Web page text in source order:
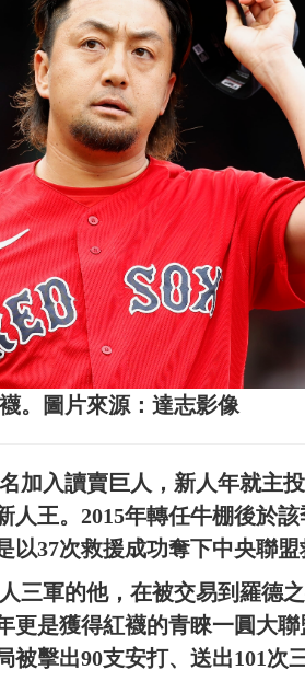
。圖片來源：達志影像
加入讀賣巨人，新人年就主
人王。2015年轉任牛棚後於
以37次救援成功奪下中央聯盟
三軍的他，在被交易到羅德
更是獲得紅襪的青睞一圓大
被擊出90支安打、送出101次